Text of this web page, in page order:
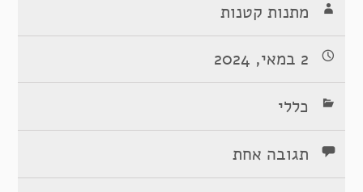
מתנות קטנות
2 במאי, 2024
כללי
תגובה אחת